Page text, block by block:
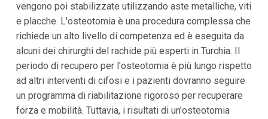
vengono poi stabilizzate utilizzando aste metalliche, viti
e placche. L'osteotomia è una procedura complessa che
richiede un alto livello di competenza ed è eseguita da
alcuni dei chirurghi del rachide più esperti in Turchia. Il
periodo di recupero per l'osteotomia è più lungo rispetto
ad altri interventi di cifosi e i pazienti dovranno seguire
un programma di riabilitazione rigoroso per recuperare
forza e mobilità. Tuttavia, i risultati di un'osteotomia